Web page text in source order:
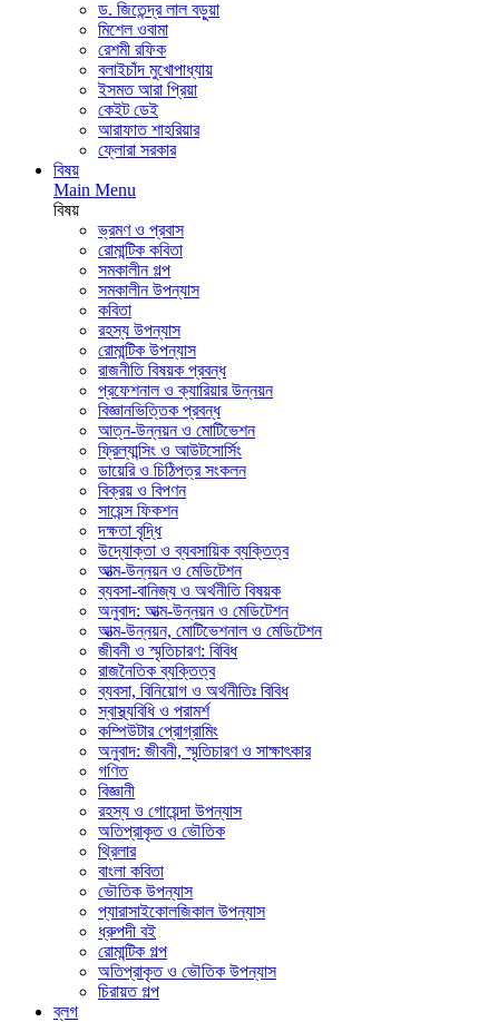
ড. জিতেন্দ্র লাল বড়ুয়া
মিশেল ওবামা
রেশমী রফিক
বলাইচাঁদ মুখোপাধ্যায়
ইসমত আরা প্রিয়া
কেইট ডেই
আরাফাত শাহরিয়ার
ফ্লোরা সরকার
বিষয়
Main Menu
বিষয়
ভ্রমণ ও প্রবাস
রোমান্টিক কবিতা
সমকালীন গল্প
সমকালীন উপন্যাস
কবিতা
রহস্য উপন্যাস
রোমান্টিক উপন্যাস
রাজনীতি বিষয়ক প্রবন্ধ
প্রফেশনাল ও ক্যারিয়ার উন্নয়ন
বিজ্ঞানভিত্তিক প্রবন্ধ
আত্ন-উন্নয়ন ও মোটিভেশন
ফ্রিল্যান্সিং ও আউটসোর্সিং
ডায়েরি ও চিঠিপত্র সংকলন
বিক্রয় ও বিপণন
সায়েন্স ফিকশন
দক্ষতা বৃদ্ধি
উদ্যোক্তা ও ব্যবসায়িক ব্যক্তিত্ব
আত্ম-উন্নয়ন ও মেডিটেশন
ব্যবসা-বানিজ্য ও অর্থনীতি বিষয়ক
অনুবাদ: আত্ম-উন্নয়ন ও মেডিটেশন
আত্ম-উন্নয়ন, মোটিভেশনাল ও মেডিটেশন
জীবনী ও স্মৃতিচারণ: বিবিধ
রাজনৈতিক ব্যক্তিত্ব
ব্যবসা, বিনিয়োগ ও অর্থনীতিঃ বিবিধ
স্বাস্থ্যবিধি ও পরামর্শ
কম্পিউটার প্রোগ্রামিং
অনুবাদ: জীবনী, স্মৃতিচারণ ও সাক্ষাৎকার
গণিত
বিজ্ঞানী
রহস্য ও গোয়েন্দা উপন্যাস
অতিপ্রাকৃত ও ভৌতিক
থ্রিলার
বাংলা কবিতা
ভৌতিক উপন্যাস
প্যারাসাইকোলজিকাল উপন্যাস
ধ্রুপদী বই
রোমান্টিক গল্প
অতিপ্রাকৃত ও ভৌতিক উপন্যাস
চিরায়ত গল্প
ব্লগ